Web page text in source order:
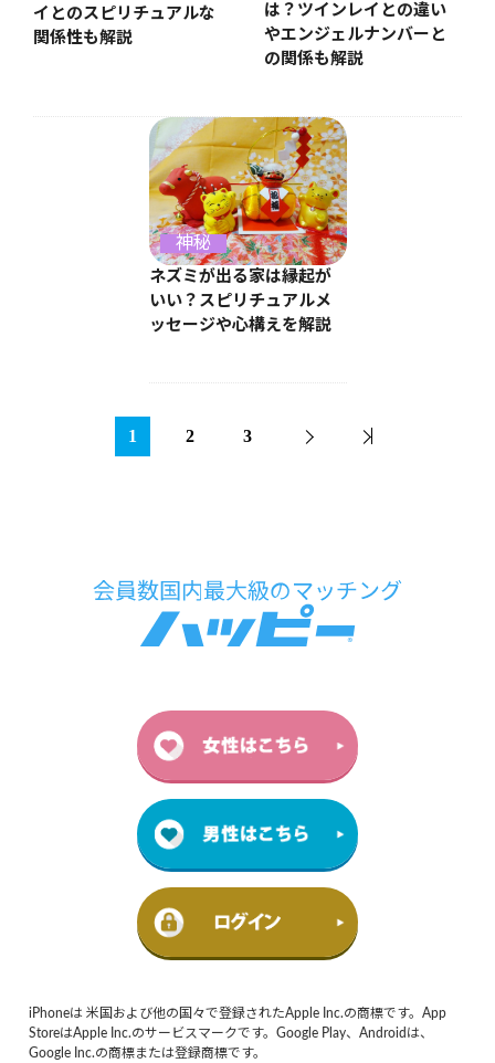
イとのスピリチュアルな
関係性も解説
は？ツインレイとの違い
やエンジェルナンバーと
の関係も解説
神秘
ネズミが出る家は縁起が
いい？スピリチュアルメ
ッセージや心構えを解説
1 2 3
iPhoneは 米国および他の国々で登録されたApple Inc.の商標です。App
StoreはApple Inc.のサービスマークです。Google Play、Androidは、
Google Inc.の商標または登録商標です。